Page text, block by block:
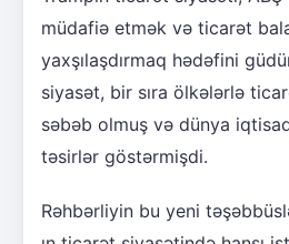
müdafiə etmək və ticarət
yaxşılaşdırmaq hədəfini
siyasət, bir sıra ölkələrlə
səbəb olmuş və dünya
təsirlər göstərmişdi.
Rəhbərliyin bu yeni